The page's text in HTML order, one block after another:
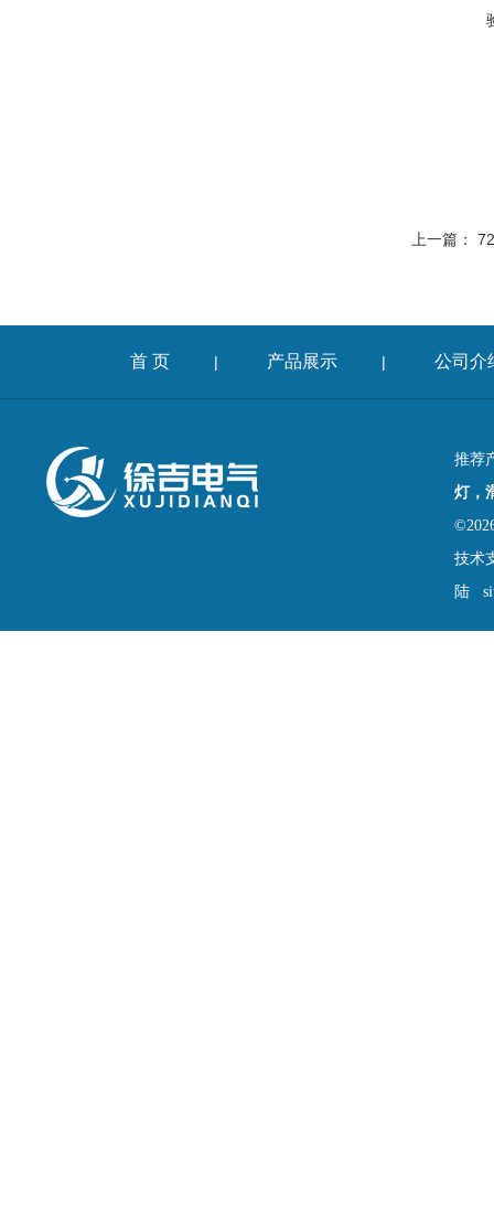
上一篇：
首 页 | 产品展示 | 公司介
推荐
灯，
技术
陆